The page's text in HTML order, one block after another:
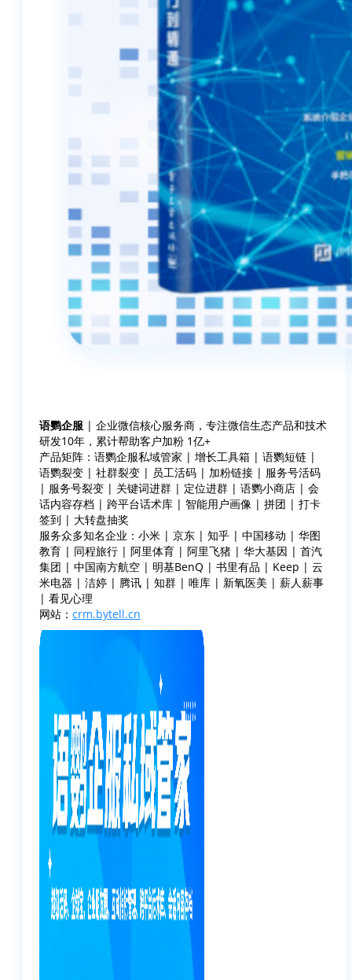
语鹦企服 | 企业微信核心服务商，专注微信生态产品和技术
研发10年，累计帮助客户加粉 1亿+
产品矩阵：语鹦企服私域管家 | 增长工具箱 | 语鹦短链 |
语鹦裂变 | 社群裂变 | 员工活码 | 加粉链接 | 服务号活码
| 服务号裂变 | 关键词进群 | 定位进群 | 语鹦小商店 | 会
话内容存档 | 跨平台话术库 | 智能用户画像 | 拼团 | 打卡
签到 | 大转盘抽奖
服务众多知名企业：小米 | 京东 | 知乎 | 中国移动 | 华图
教育 | 同程旅行 | 阿里体育 | 阿里飞猪 | 华大基因 | 首汽
集团 | 中国南方航空 | 明基BenQ | 书里有品 | Keep | 云
米电器 | 洁婷 | 腾讯 | 知群 | 唯库 | 新氧医美 | 薪人薪事
| 看见心理
网站： crm.bytell.cn